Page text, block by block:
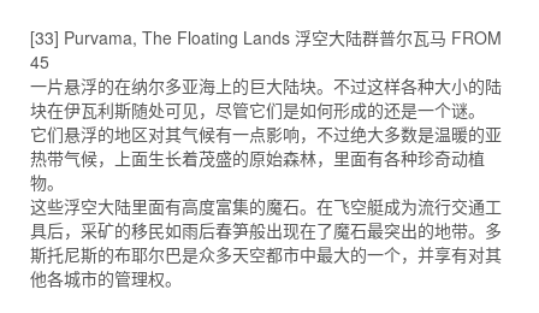
[33] Purvama, The Floating Lands 浮空大陆群普尔瓦马 FROM
45
一片悬浮的在纳尔多亚海上的巨大陆块。不过这样各种大小的陆
块在伊瓦利斯随处可见，尽管它们是如何形成的还是一个谜。
它们悬浮的地区对其气候有一点影响，不过绝大多数是温暖的亚
热带气候，上面生长着茂盛的原始森林，里面有各种珍奇动植
物。
这些浮空大陆里面有高度富集的魔石。在飞空艇成为流行交通工
具后，采矿的移民如雨后春笋般出现在了魔石最突出的地带。多
斯托尼斯的布耶尔巴是众多天空都市中最大的一个，并享有对其
他各城市的管理权。